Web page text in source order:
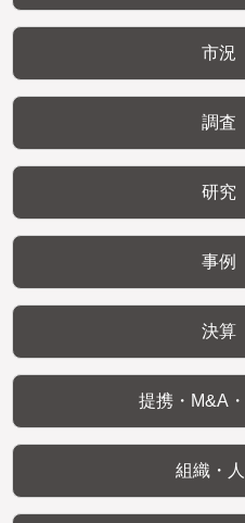
市況
調査
研究
事例
決算
提携・M&A
組織・